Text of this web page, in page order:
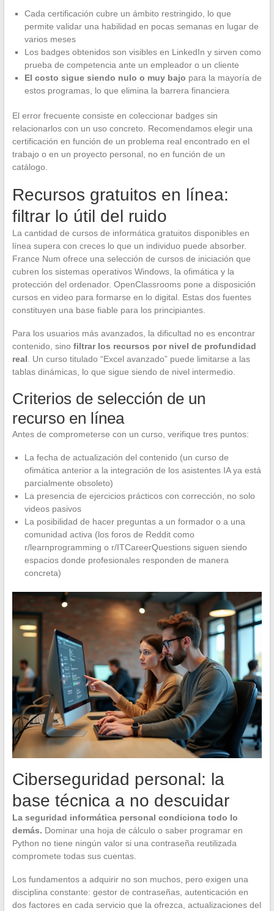
Cada certificación cubre un ámbito restringido, lo que
permite validar una habilidad en pocas semanas en lugar de
varios meses
Los badges obtenidos son visibles en LinkedIn y sirven como
prueba de competencia ante un empleador o un cliente
El costo sigue siendo nulo o muy bajo para la mayoría de
estos programas, lo que elimina la barrera financiera
El error frecuente consiste en coleccionar badges sin
relacionarlos con un uso concreto. Recomendamos elegir una
certificación en función de un problema real encontrado en el
trabajo o en un proyecto personal, no en función de un
catálogo.
Recursos gratuitos en línea:
filtrar lo útil del ruido
La cantidad de cursos de informática gratuitos disponibles en
línea supera con creces lo que un individuo puede absorber.
France Num ofrece una selección de cursos de iniciación que
cubren los sistemas operativos Windows, la ofimática y la
protección del ordenador. OpenClassrooms pone a disposición
cursos en video para formarse en lo digital. Estas dos fuentes
constituyen una base fiable para los principiantes.
Para los usuarios más avanzados, la dificultad no es encontrar
contenido, sino filtrar los recursos por nivel de profundidad
real . Un curso titulado “Excel avanzado” puede limitarse a las
tablas dinámicas, lo que sigue siendo de nivel intermedio.
Criterios de selección de un
recurso en línea
Antes de comprometerse con un curso, verifique tres puntos:
La fecha de actualización del contenido (un curso de
ofimática anterior a la integración de los asistentes IA ya está
parcialmente obsoleto)
La presencia de ejercicios prácticos con corrección, no solo
videos pasivos
La posibilidad de hacer preguntas a un formador o a una
comunidad activa (los foros de Reddit como
r/learnprogramming o r/ITCareerQuestions siguen siendo
espacios donde profesionales responden de manera
concreta)
Ciberseguridad personal: la
base técnica a no descuidar
La seguridad informática personal condiciona todo lo
demás. Dominar una hoja de cálculo o saber programar en
Python no tiene ningún valor si una contraseña reutilizada
compromete todas sus cuentas.
Los fundamentos a adquirir no son muchos, pero exigen una
disciplina constante: gestor de contraseñas, autenticación en
dos factores en cada servicio que la ofrezca, actualizaciones del